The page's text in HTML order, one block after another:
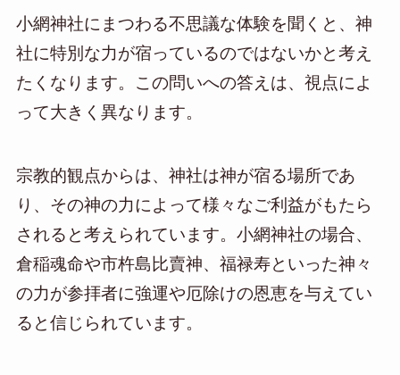
小網神社にまつわる不思議な体験を聞くと、神
社に特別な力が宿っているのではないかと考え
たくなります。この問いへの答えは、視点によ
って大きく異なります。
宗教的観点からは、神社は神が宿る場所であ
り、その神の力によって様々なご利益がもたら
されると考えられています。小網神社の場合、
倉稲魂命や市杵島比賣神、福禄寿といった神々
の力が参拝者に強運や厄除けの恩恵を与えてい
ると信じられています。